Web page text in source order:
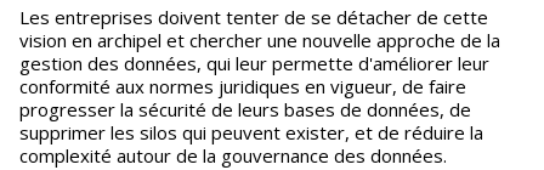
Les entreprises doivent tenter de se détacher de cette
vision en archipel et chercher une nouvelle approche de la
gestion des données, qui leur permette d'améliorer leur
conformité aux normes juridiques en vigueur, de faire
progresser la sécurité de leurs bases de données, de
supprimer les silos qui peuvent exister, et de réduire la
complexité autour de la gouvernance des données.